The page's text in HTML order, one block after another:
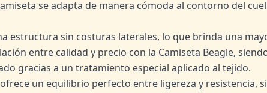
se adapta de manera cómoda al contorno del
estructura sin costuras laterales, lo que brinda una
entre calidad y precio con la Camiseta Beagle,
gracias a un tratamiento especial aplicado al tejido.
ofrece un equilibrio perfecto entre ligereza y resistencia,